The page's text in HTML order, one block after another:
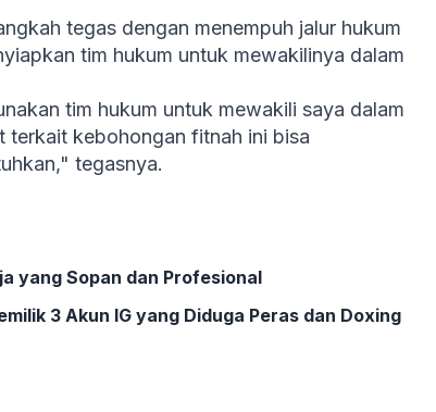
tegas dengan menempuh jalur hukum
tim hukum untuk mewakilinya dalam
tim hukum untuk mewakili saya dalam
terkait kebohongan fitnah ini bisa
tegasnya.
yang Sopan dan Profesional
3 Akun IG yang Diduga Peras dan Doxing